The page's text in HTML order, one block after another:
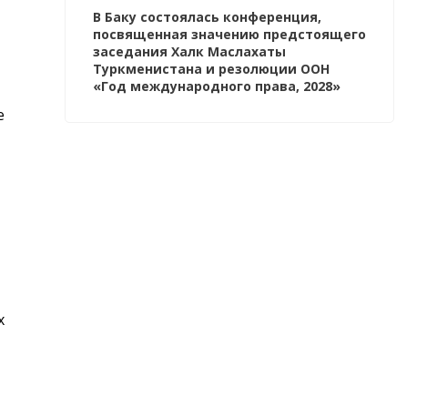
В Баку состоялась конференция,
посвященная значению предстоящего
заседания Халк Маслахаты
Туркменистана и резолюции ООН
«Год международного права, 2028»